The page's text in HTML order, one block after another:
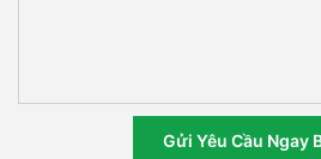
Gửi Yêu Cầu Ngay